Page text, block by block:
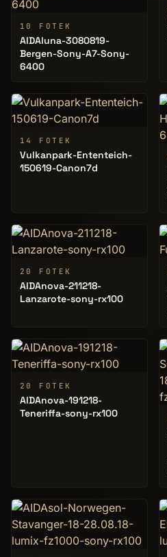
10 FOTEK
AIDAluna-3080819-
Bergen-Sony-A7-Sony-
6400
14 FOTEK
Vulkanpark-Ententeich-
150619-Canon7d
20 FOTEK
AIDAnova-211218-
Lanzarote-sony-rx100
20 FOTEK
AIDAnova-191218-
Teneriffa-sony-rx100